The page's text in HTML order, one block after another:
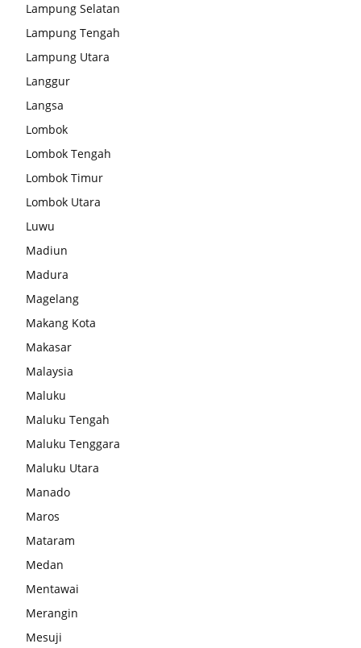
Lampung Selatan
Lampung Tengah
Lampung Utara
Langgur
Langsa
Lombok
Lombok Tengah
Lombok Timur
Lombok Utara
Luwu
Madiun
Madura
Magelang
Makang Kota
Makasar
Malaysia
Maluku
Maluku Tengah
Maluku Tenggara
Maluku Utara
Manado
Maros
Mataram
Medan
Mentawai
Merangin
Mesuji